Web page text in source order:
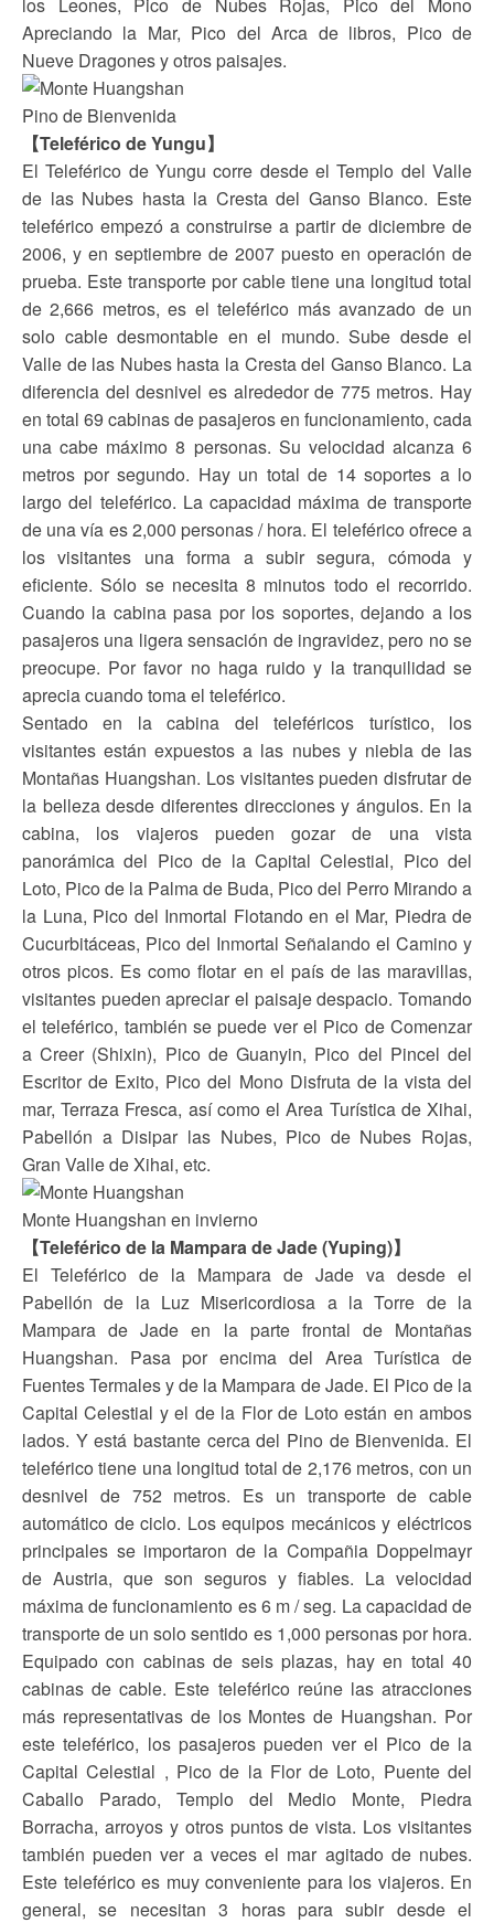
Apreciando la Mar, Pico del Arca de libros, Pico de
Nueve Dragones y otros paisajes.
Pino de Bienvenida
【Teleférico de Yungu】
El Teleférico de Yungu corre desde el Templo del Valle
de las Nubes hasta la Cresta del Ganso Blanco. Este
teleférico empezó a construirse a partir de diciembre de
2006, y en septiembre de 2007 puesto en operación de
prueba. Este transporte por cable tiene una longitud total
de 2,666 metros, es el teleférico más avanzado de un
solo cable desmontable en el mundo. Sube desde el
Valle de las Nubes hasta la Cresta del Ganso Blanco. La
diferencia del desnivel es alrededor de 775 metros. Hay
en total 69 cabinas de pasajeros en funcionamiento, cada
una cabe máximo 8 personas. Su velocidad alcanza 6
metros por segundo. Hay un total de 14 soportes a lo
largo del teleférico. La capacidad máxima de transporte
de una vía es 2,000 personas / hora. El teleférico ofrece a
los visitantes una forma a subir segura, cómoda y
eficiente. Sólo se necesita 8 minutos todo el recorrido.
Cuando la cabina pasa por los soportes, dejando a los
pasajeros una ligera sensación de ingravidez, pero no se
preocupe. Por favor no haga ruido y la tranquilidad se
aprecia cuando toma el teleférico.
Sentado en la cabina del teleféricos turístico, los
visitantes están expuestos a las nubes y niebla de las
Montañas Huangshan. Los visitantes pueden disfrutar de
la belleza desde diferentes direcciones y ángulos. En la
cabina, los viajeros pueden gozar de una vista
panorámica del Pico de la Capital Celestial, Pico del
Loto, Pico de la Palma de Buda, Pico del Perro Mirando a
la Luna, Pico del Inmortal Flotando en el Mar, Piedra de
Cucurbitáceas, Pico del Inmortal Señalando el Camino y
otros picos. Es como flotar en el país de las maravillas,
visitantes pueden apreciar el paisaje despacio. Tomando
el teleférico, también se puede ver el Pico de Comenzar
a Creer (Shixin), Pico de Guanyin, Pico del Pincel del
Escritor de Exito, Pico del Mono Disfruta de la vista del
mar, Terraza Fresca, así como el Area Turística de Xihai,
Pabellón a Disipar las Nubes, Pico de Nubes Rojas,
Gran Valle de Xihai, etc.
Monte Huangshan en invierno
【Teleférico de la Mampara de Jade (Yuping)】
El Teleférico de la Mampara de Jade va desde el
Pabellón de la Luz Misericordiosa a la Torre de la
Mampara de Jade en la parte frontal de Montañas
Huangshan. Pasa por encima del Area Turística de
Fuentes Termales y de la Mampara de Jade. El Pico de la
Capital Celestial y el de la Flor de Loto están en ambos
lados. Y está bastante cerca del Pino de Bienvenida. El
teleférico tiene una longitud total de 2,176 metros, con un
desnivel de 752 metros. Es un transporte de cable
automático de ciclo. Los equipos mecánicos y eléctricos
principales se importaron de la Compañia Doppelmayr
de Austria, que son seguros y fiables. La velocidad
máxima de funcionamiento es 6 m / seg. La capacidad de
transporte de un solo sentido es 1,000 personas por hora.
Equipado con cabinas de seis plazas, hay en total 40
cabinas de cable. Este teleférico reúne las atracciones
más representativas de los Montes de Huangshan. Por
este teleférico, los pasajeros pueden ver el Pico de la
Capital Celestial , Pico de la Flor de Loto, Puente del
Caballo Parado, Templo del Medio Monte, Piedra
Borracha, arroyos y otros puntos de vista. Los visitantes
también pueden ver a veces el mar agitado de nubes.
Este teleférico es muy conveniente para los viajeros. En
general, se necesitan 3 horas para subir desde el